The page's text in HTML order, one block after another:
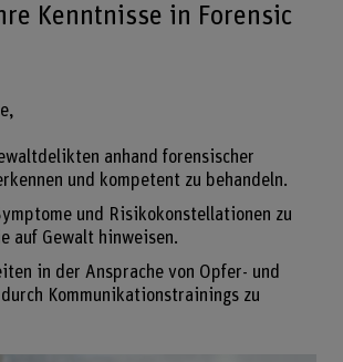
Kenntnisse in Forensic
anhand forensischer
und kompetent zu behandeln.
und Risikokonstellationen zu
auf Gewalt hinweisen.
in der Ansprache von Opfer- und
Kommunikationstrainings zu